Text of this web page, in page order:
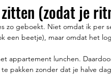
zitten (zodat je
zo geboekt. Niet omdat ik per
een beetje), maar omdat het
appartement lunchen.
pakken zonder dat je halve